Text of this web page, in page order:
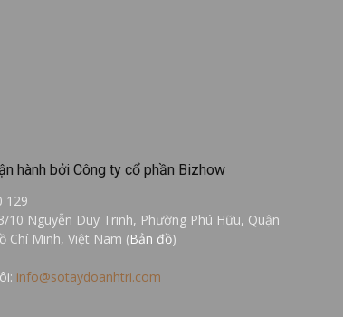
hành bởi Công ty cổ phần Bizhow
129
10 Nguyễn Duy Trinh, Phường Phú Hữu, Quận
Chí Minh, Việt Nam (Bản đồ)
info@sotaydoanhtri.com